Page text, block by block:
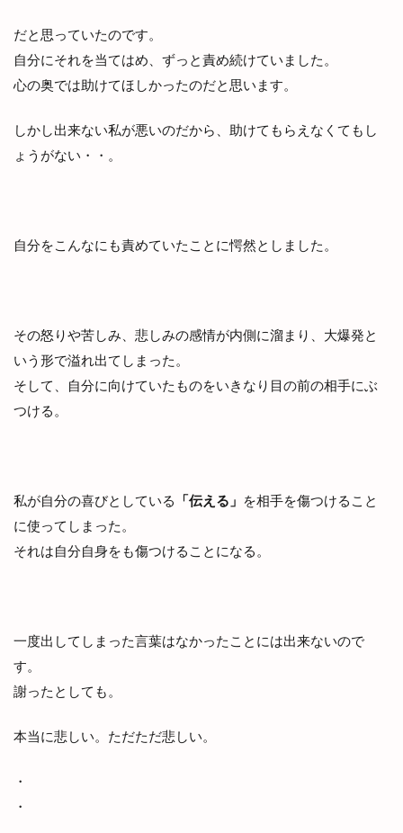
だと思っていたのです。
自分にそれを当てはめ、ずっと責め続けていました。
心の奥では助けてほしかったのだと思います。
しかし出来ない私が悪いのだから、助けてもらえなくてもし
ょうがない・・。
自分をこんなにも責めていたことに愕然としました。
その怒りや苦しみ、悲しみの感情が内側に溜まり、大爆発と
いう形で溢れ出てしまった。
そして、自分に向けていたものをいきなり目の前の相手にぶ
つける。
私が自分の喜びとしている 「伝える」 を相手を傷つけること
に使ってしまった。
それは自分自身をも傷つけることになる。
一度出してしまった言葉はなかったことには出来ないので
す。
謝ったとしても。
本当に悲しい。ただただ悲しい。
・
・